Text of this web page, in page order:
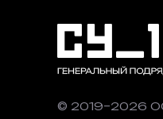
© 2019–2026